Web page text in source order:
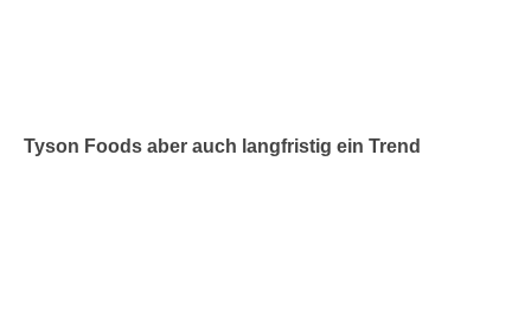
Tyson Foods aber auch langfristig ein Trend